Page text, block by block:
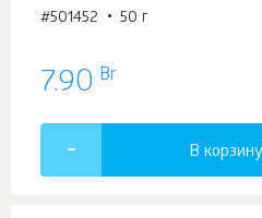
#501452 50 г
7.90 Br
В